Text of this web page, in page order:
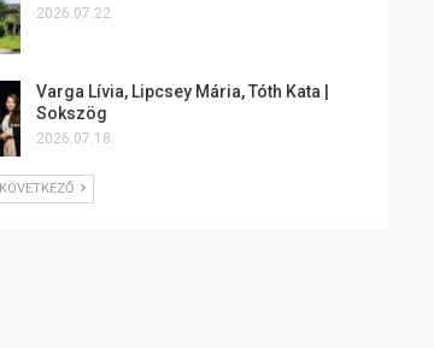
2026.07.22.
Varga Lívia, Lipcsey Mária, Tóth Kata |
Sokszög
2026.07.18.
KÖVETKEZŐ